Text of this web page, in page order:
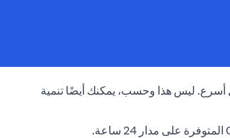
أسرع. ليس هذا وحسب، يمكنك أيضًا تنمية